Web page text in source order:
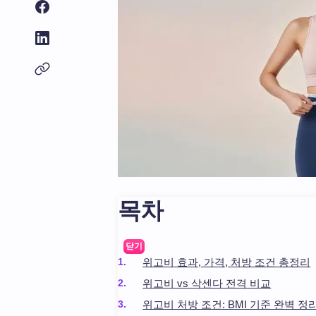
목차
닫기
위고비 효과, 가격, 처방 조건 총정리
위고비 vs 삭센다 전격 비교
위고비 처방 조건: BMI 기준 완벽 정